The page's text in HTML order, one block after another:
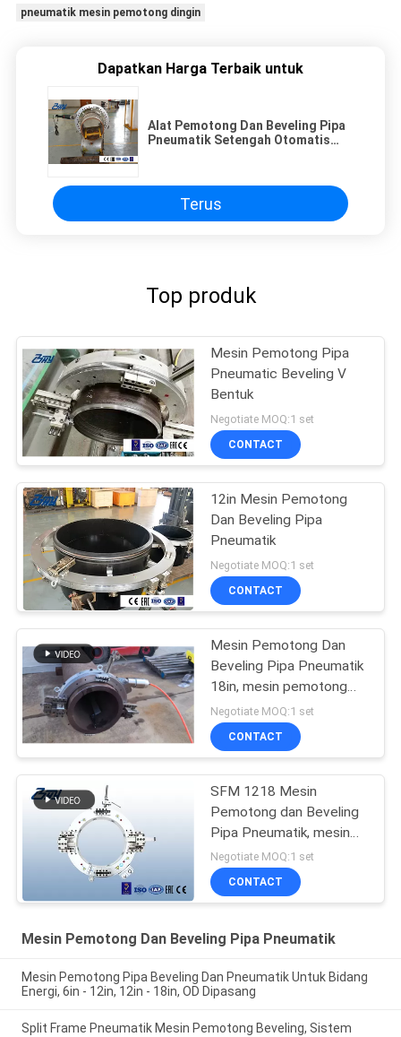
pneumatik mesin pemotong dingin
Dapatkan Harga Terbaik untuk
Alat Pemotong Dan Beveling Pipa
Pneumatik Setengah Otomatis
Terus
Top produk
Mesin Pemotong Pipa
Pneumatic Beveling V
Bentuk
Negotiate MOQ:1 set
CONTACT
12in Mesin Pemotong
Dan Beveling Pipa
Pneumatik
Negotiate MOQ:1 set
CONTACT
Mesin Pemotong Dan
Beveling Pipa Pneumatik
18in, mesin pemotong
pipa 457mm
Negotiate MOQ:1 set
CONTACT
SFM 1218 Mesin
Pemotong dan Beveling
Pipa Pneumatik, mesin
beveling pipa pneumatik
Negotiate MOQ:1 set
CONTACT
Mesin Pemotong Dan Beveling Pipa Pneumatik
Mesin Pemotong Pipa Beveling Dan Pneumatik Untuk Bidang
Energi, 6in - 12in, 12in - 18in, OD Dipasang
Split Frame Pneumatik Mesin Pemotong Beveling, Sistem